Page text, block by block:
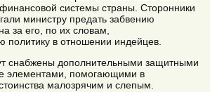
системы страны. Сторонники
министру предать забвению
за его, по их словам,
политику в отношении индейцев.
снабжены дополнительными защитными
элементами, помогающими в
малозрячим и слепым.